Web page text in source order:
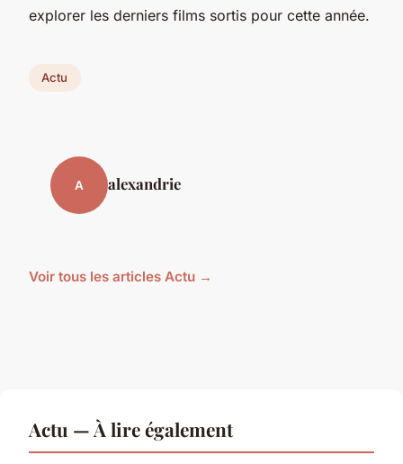
explorer les derniers films sortis pour cette année.
Actu
A alexandrie
Voir tous les articles Actu →
Actu — À lire également